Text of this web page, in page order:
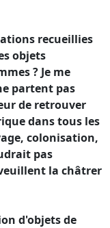
recueillies
objets
? Je me
partent pas
de retrouver
dans tous les
colonisation,
pas
la châtrer
d'objets de